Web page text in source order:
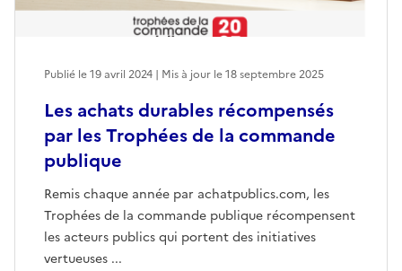
Les achats durables récompensés
par les Trophées de la commande
publique
Remis chaque année par achatpublics.com, les
Trophées de la commande publique récompensent
les acteurs publics qui portent des initiatives
vertueuses ...
Publié le 19 avril 2024 | Mis à jour le 18 septembre 2025